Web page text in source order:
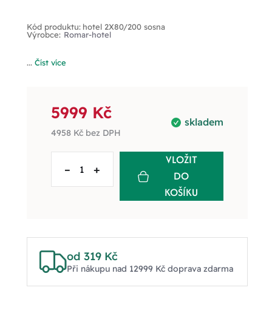
Kód produktu: hotel 2X80/200 sosna
Výrobce: Romar-hotel
... Číst více
skladem
5999 Kč
4958 Kčbez DPH
– +
VLOŽIT
DO
KOŠÍKU
od 319 Kč
Při nákupu nad 12999 Kč doprava zdarma